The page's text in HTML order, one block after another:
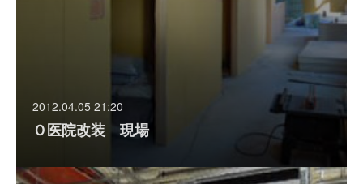
2012.04.05 21:20
Ｏ医院改装 現場